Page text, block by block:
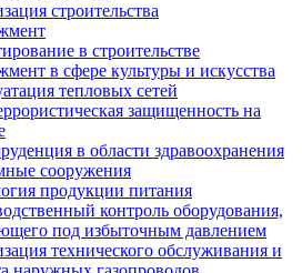
строительства
в строительстве
в сфере культуры и искусства
тепловых сетей
защищенность на
в области здравоохранения
сооружения
продукции питания
контроль оборудования,
под избыточным давлением
технического обслуживания и